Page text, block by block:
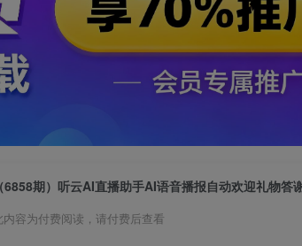
内容为付费阅读，请付费后查看